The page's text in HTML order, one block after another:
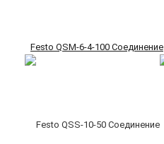
Festo QSM-6-4-100 Соединение